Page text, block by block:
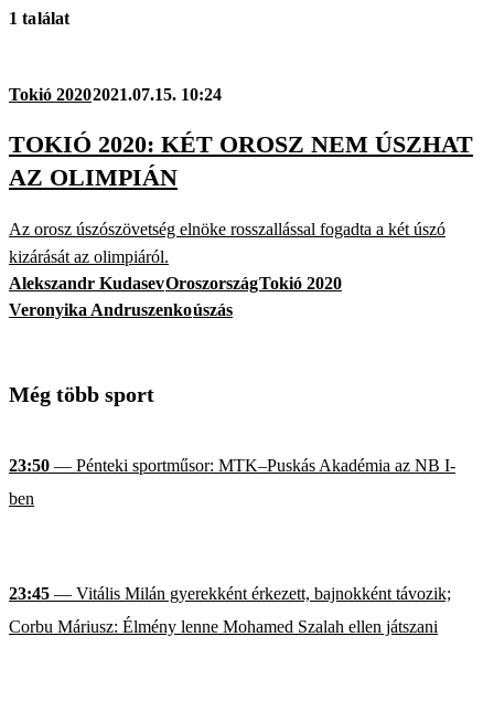
1 találat
Tokió 20202021.07.15. 10:24
TOKIÓ 2020: KÉT OROSZ NEM ÚSZHAT
AZ OLIMPIÁN
Az orosz úszószövetség elnöke rosszallással fogadta a két úszó
kizárását az olimpiáról.
Alekszandr KudasevOroszországTokió 2020
Veronyika Andruszenkoúszás
Még több sport
23:50 — Pénteki sportműsor: MTK–Puskás Akadémia az NB I-
ben
23:45 — Vitális Milán gyerekként érkezett, bajnokként távozik;
Corbu Máriusz: Élmény lenne Mohamed Szalah ellen játszani